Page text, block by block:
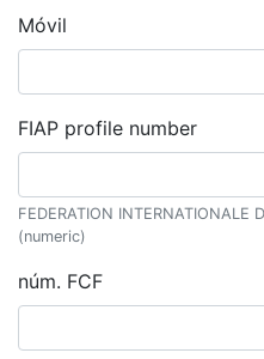
Móvil
FIAP profile number
FEDERATION INTERNATIONALE
(numeric)
núm. FCF